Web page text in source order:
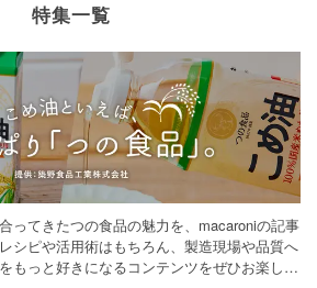
特集一覧
ってきたつの食品の魅力を、macaroniの記事
シピや活用術はもちろん、製造現場や品質へ
もっと好きになるコンテンツをぜひお楽しみ